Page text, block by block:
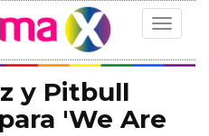
Toggle
y Pitbull
'We Are